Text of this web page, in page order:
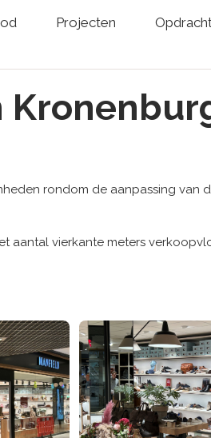
Projecten
rondom de aanpassing
aantal vierkante meters